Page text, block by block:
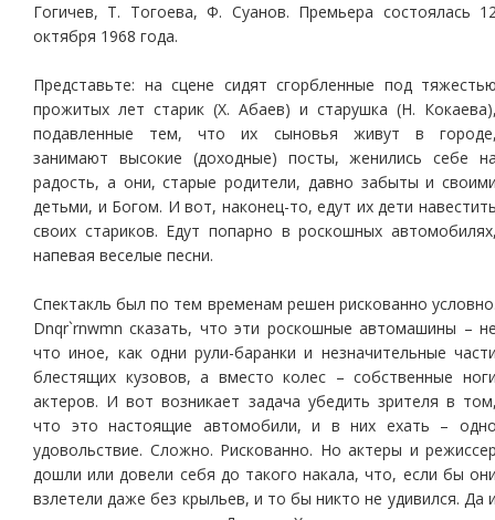
Гогичев, Т. Тогоева, Ф. Суанов. Премьера состоялась
октября 1968 года.
Представьте: на сцене сидят сгорбленные под
прожитых лет старик (Х. Абаев) и старушка (Н.
подавленные тем, что их сыновья живут в
занимают высокие (доходные) посты, женились себе
радость, а они, старые родители, давно забыты и
детьми, и Богом. И вот, наконец-то, едут их дети
своих стариков. Едут попарно в роскошных
напевая веселые песни.
Спектакль был по тем временам решен рискованно
Dnqr`rnwmn сказать, что эти роскошные автомашины –
что иное, как одни рули-баранки и незначительные
блестящих кузовов, а вместо колес – собственные
актеров. И вот возникает задача убедить зрителя в
что это настоящие автомобили, и в них ехать –
удовольствие. Сложно. Рискованно. Но актеры и
дошли или довели себя до такого накала, что, если бы
взлетели даже без крыльев, и то бы никто не удивился. Да